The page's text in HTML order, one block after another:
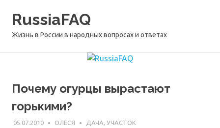
RussiaFAQ
Жизнь в России в народных вопросах и ответах
Почему огурцы вырастают
горькими?
05.07.2010 ОЛЕСЯ ДАЧА, УЧАСТОК